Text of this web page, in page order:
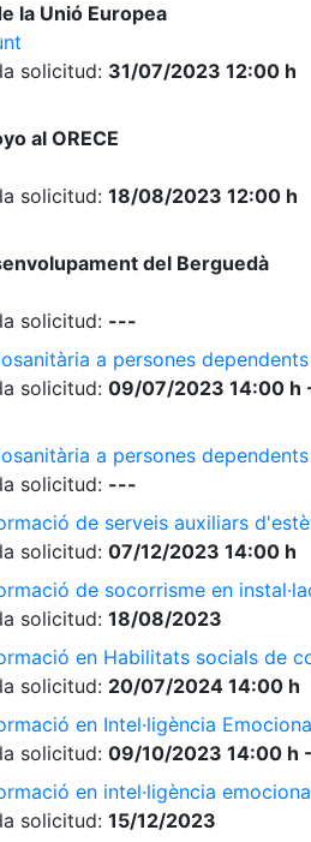
la Unió Europea
solicitud: 31/07/2023 12:00 h
al ORECE
solicitud: 18/08/2023 12:00 h
del Berguedà
solicitud: ---
a persones
solicitud: 09/07/2023 14:00 h
a persones
solicitud: ---
de serveis auxiliars
solicitud: 07/12/2023 14:00 h
de socorrisme en
solicitud: 18/08/2023
en Habilitats socials de
solicitud: 20/07/2024 14:00 h
en Intel·ligència
solicitud: 09/10/2023 14:00 h
en intel·ligència
solicitud: 15/12/2023